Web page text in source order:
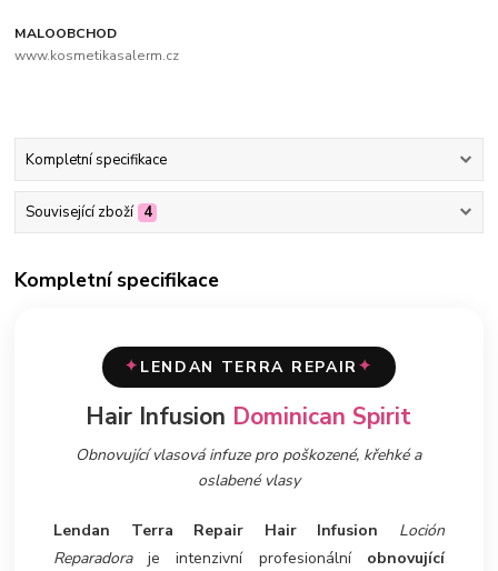
MALOOBCHOD
www.kosmetikasalerm.cz
Kompletní specifikace
Související zboží 4
Kompletní specifikace
✦ LENDAN TERRA REPAIR✦
Hair Infusion Dominican Spirit
Obnovující vlasová infuze pro poškozené, křehké a
oslabené vlasy
Lendan Terra Repair Hair Infusion Loción
Reparadoraje intenzivní profesionální obnovující